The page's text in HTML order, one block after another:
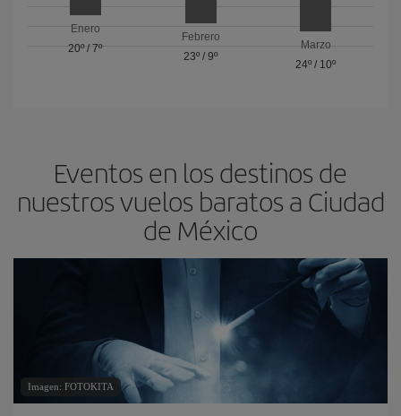
Enero
20º/7º
Febrero
23º / 9º
Marzo
24º / 10º
Eventos en los destinos de
nuestros vuelos baratos a Ciudad
de México
Imagen: FOTOKITA